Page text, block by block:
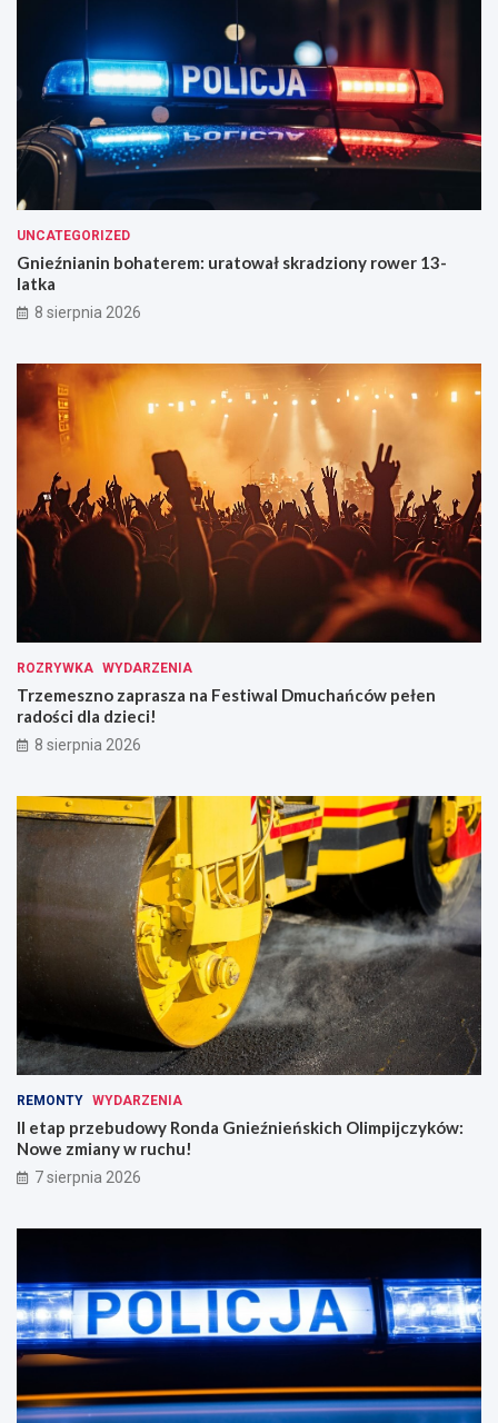
UNCATEGORIZED
Gnieźnianin bohaterem: uratował skradziony rower 13-
latka
8 sierpnia 2026
ROZRYWKA WYDARZENIA
Trzemeszno zaprasza na Festiwal Dmuchańców pełen
radości dla dzieci!
8 sierpnia 2026
REMONTY WYDARZENIA
II etap przebudowy Ronda Gnieźnieńskich Olimpijczyków:
Nowe zmiany w ruchu!
7 sierpnia 2026